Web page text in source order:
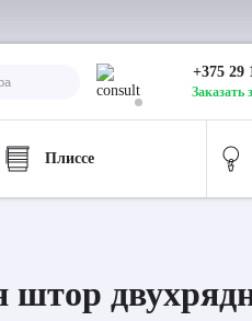
+375 29
Заказать
Плиссе
штор